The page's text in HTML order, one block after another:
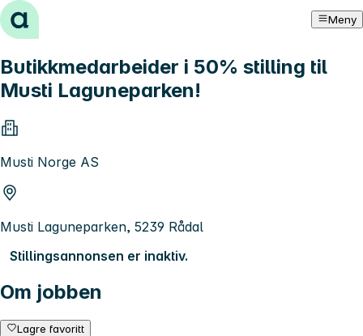
Hopp til innhold Meny
Butikkmedarbeider i 50% stilling til
Musti Laguneparken!
Musti Norge AS
Musti Laguneparken, 5239 Rådal
Stillingsannonsen er inaktiv.
Om jobben
Lagre favoritt